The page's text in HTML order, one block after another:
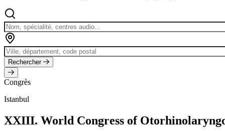
Rechercher
Congrès
Istanbul
XXIII. World Congress of